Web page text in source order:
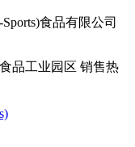
食品有限公司
品工业园区 销售热